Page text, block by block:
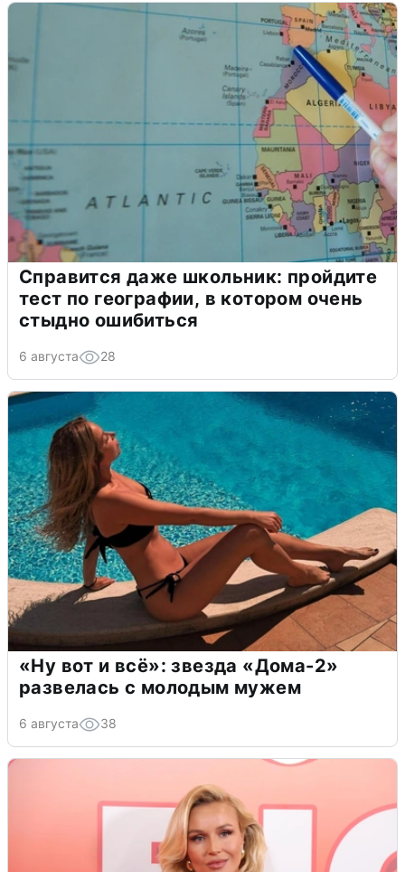
Справится даже школьник: пройдите
тест по географии, в котором очень
стыдно ошибиться
6 августа 28
«Ну вот и всё»: звезда «Дома-2»
развелась с молодым мужем
6 августа 38